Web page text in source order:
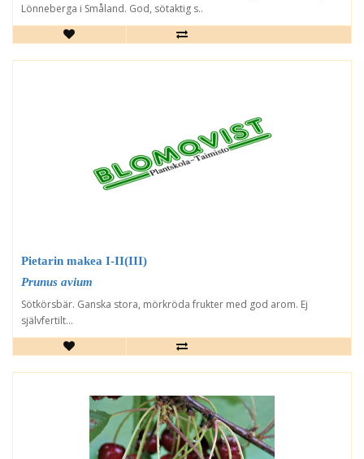
Lönneberga i Småland. God, sötaktig s..
Pietarin makea I-II(III)
Prunus avium
Sötkörsbär. Ganska stora, mörkröda frukter med god arom. Ej
självfertilt...